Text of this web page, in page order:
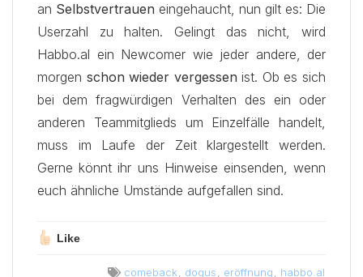
an Selbstvertrauen eingehaucht, nun gilt es: Die
Userzahl zu halten. Gelingt das nicht, wird
Habbo.al ein Newcomer wie jeder andere, der
morgen schon wieder vergessen ist. Ob es sich
bei dem fragwürdigen Verhalten des ein oder
anderen Teammitglieds um Einzelfälle handelt,
muss im Laufe der Zeit klargestellt werden.
Gerne könnt ihr uns Hinweise einsenden, wenn
euch ähnliche Umstände aufgefallen sind.
Like
comeback dogus eröffnung habbo.al